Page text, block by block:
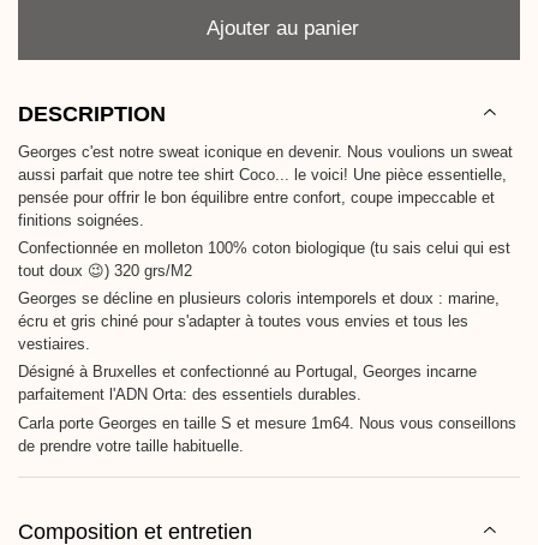
Ajouter au panier
DESCRIPTION
Georges c'est notre sweat iconique en devenir. Nous voulions un sweat
aussi parfait que notre tee shirt Coco... le voici! Une pièce essentielle,
pensée pour offrir le bon équilibre entre confort, coupe impeccable et
finitions soignées.
Confectionnée en molleton 100% coton biologique (tu sais celui qui est
tout doux 😉) 320 grs/M2
Georges se décline en plusieurs coloris intemporels et doux : marine,
écru et gris chiné pour s'adapter à toutes vous envies et tous les
vestiaires.
Désigné à Bruxelles et confectionné au Portugal, Georges incarne
parfaitement l'ADN Orta: des essentiels durables.
Carla porte Georges en taille S et mesure 1m64. Nous vous conseillons
de prendre votre taille habituelle.
Composition et entretien